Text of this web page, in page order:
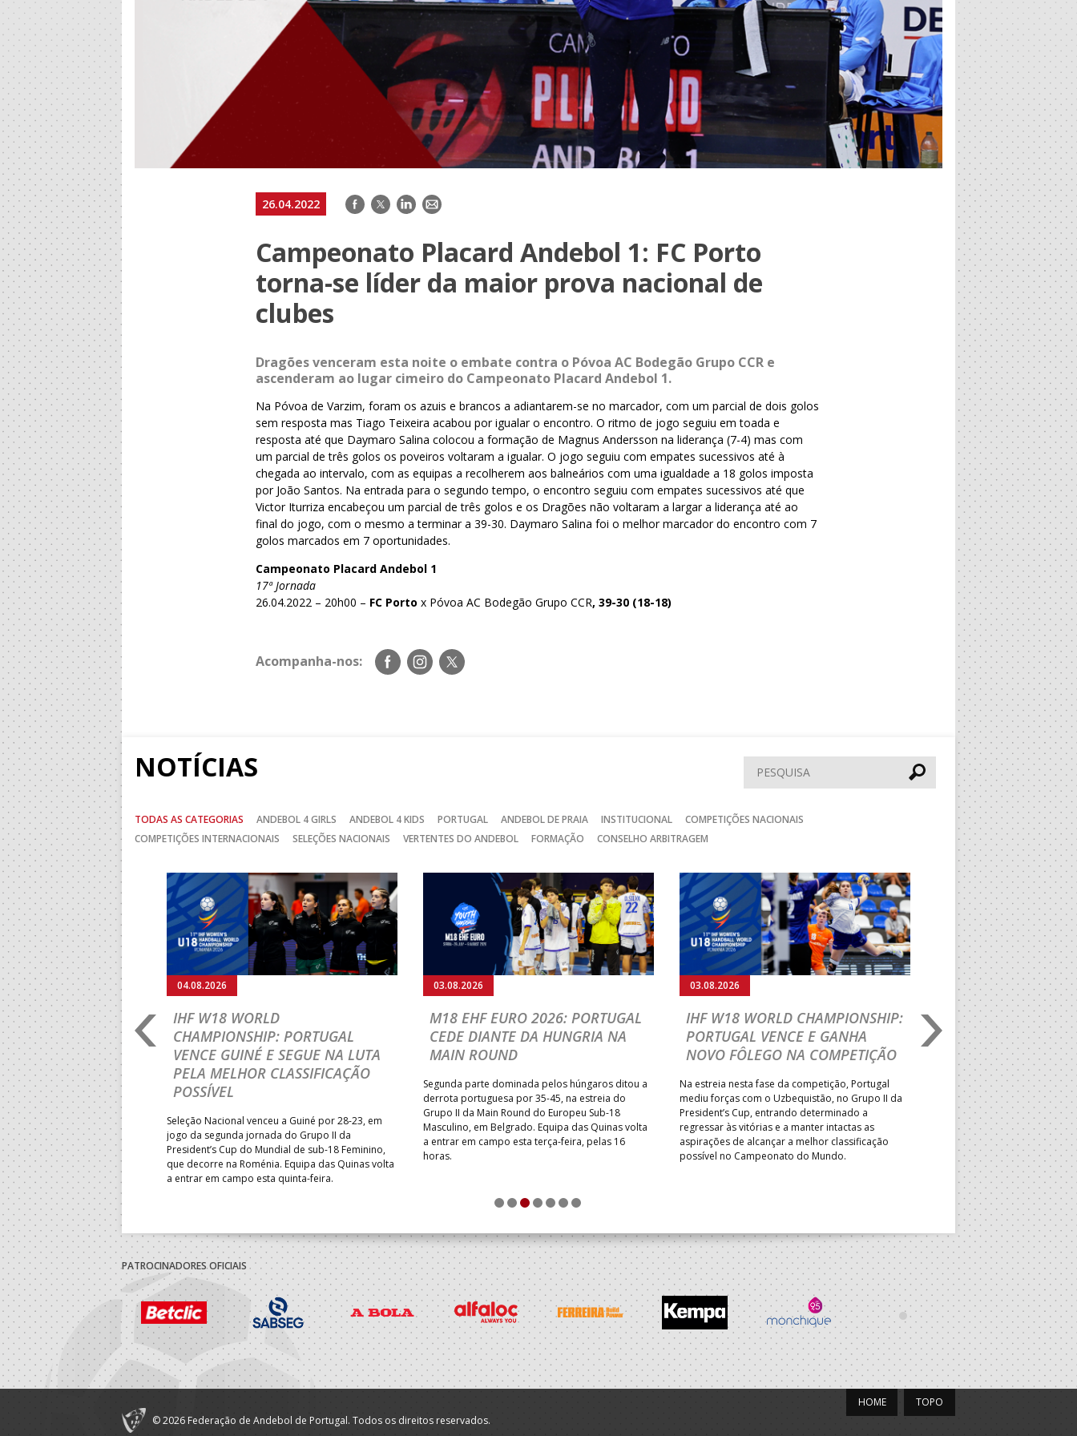
26.04.2022 Facebook
TwitterLinkedIn
E-
Campeonato Placard Andebol 1: FC Porto
torna-se líder da maior prova nacional de
clubes
Dragões venceram esta noite o embate contra o Póvoa AC Bodegão Grupo CCR e
ascenderam ao lugar cimeiro do Campeonato Placard Andebol 1.
Na Póvoa de Varzim, foram os azuis e brancos a adiantarem-se no marcador, com um parcial de dois golos
sem resposta mas Tiago Teixeira acabou por igualar o encontro. O ritmo de jogo seguiu em toada e
resposta até que Daymaro Salina colocou a formação de Magnus Andersson na liderança (7-4) mas com
um parcial de três golos os poveiros voltaram a igualar. O jogo seguiu com empates sucessivos até à
chegada ao intervalo, com as equipas a recolherem aos balneários com uma igualdade a 18 golos imposta
por João Santos. Na entrada para o segundo tempo, o encontro seguiu com empates sucessivos até que
Victor Iturriza encabeçou um parcial de três golos e os Dragões não voltaram a largar a liderança até ao
final do jogo, com o mesmo a terminar a 39-30. Daymaro Salina foi o melhor marcador do encontro com 7
golos marcados em 7 oportunidades.
Campeonato Placard Andebol 1
17ª Jornada
26.04.2022 – 20h00 – FC Porto x Póvoa AC Bodegão Grupo CCR, 39-30 (18-18)
Acompanha-nos:
Siga-
nos
Siga-
nos
Siga-
nos
NOTÍCIAS Pesquisar
TODAS AS CATEGORIAS ANDEBOL 4 GIRLS ANDEBOL 4 KIDS PORTUGAL ANDEBOL DE PRAIA INSTITUCIONAL
COMPETIÇÕES NACIONAIS
COMPETIÇÕES INTERNACIONAIS
SELEÇÕES NACIONAIS VERTENTES DO ANDEBOL FORMAÇÃO CONSELHO ARBITRAGEM
2026: PORTUGAL
COM UMA
terça-feira a participação
EHF EURO 2026 com uma
por 41-29.
04.08.2026
IHF W18 WORLD
CHAMPIONSHIP: PORTUGAL
VENCE GUINÉ E SEGUE NA LUTA
PELA MELHOR CLASSIFICAÇÃO
POSSÍVEL
Seleção Nacional venceu a Guiné por 28-23, em
jogo da segunda jornada do Grupo II da
President’s Cup do Mundial de sub-18 Feminino,
que decorre na Roménia. Equipa das Quinas volta
a entrar em campo esta quinta-feira.
03.08.2026
M18 EHF EURO 2026: PORTUGAL
CEDE DIANTE DA HUNGRIA NA
MAIN ROUND
Segunda parte dominada pelos húngaros ditou a
derrota portuguesa por 35-45, na estreia do
Grupo II da Main Round do Europeu Sub-18
Masculino, em Belgrado. Equipa das Quinas volta
a entrar em campo esta terça-feira, pelas 16
horas.
03.08.2026
IHF W18 WORLD CHAMPIONSHIP:
PORTUGAL VENCE E GANHA
NOVO FÔLEGO NA COMPETIÇÃO
Na estreia nesta fase da competição, Portugal
mediu forças com o Uzbequistão, no Grupo II da
President’s Cup, entrando determinado a
regressar às vitórias e a manter intactas as
aspirações de alcançar a melhor classificação
possível no Campeonato do Mundo.
02.08.2026
FASE FINAL DE
PRAIA: EFE – OS
EM DOSE DUPLA E
EQUIPAS
PBHT 2027
Formação de Espinho
nacionais de sub-16 e sub-18
Associação Desportiva OSN e
triunfaram nos quadros
da Paz, AFC/Alvineri BH, AD
FC – AP asseguraram o
participar no Portugal Beach
Anterior Seguinte
1 2 3 4 5 6 7
PATROCINADORES OFICIAIS
TOPO
HOME
© 2026 Federação de Andebol de Portugal. Todos os direitos reservados.